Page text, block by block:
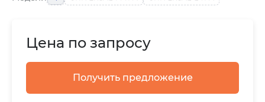
Цена по запросу
Получить предложение